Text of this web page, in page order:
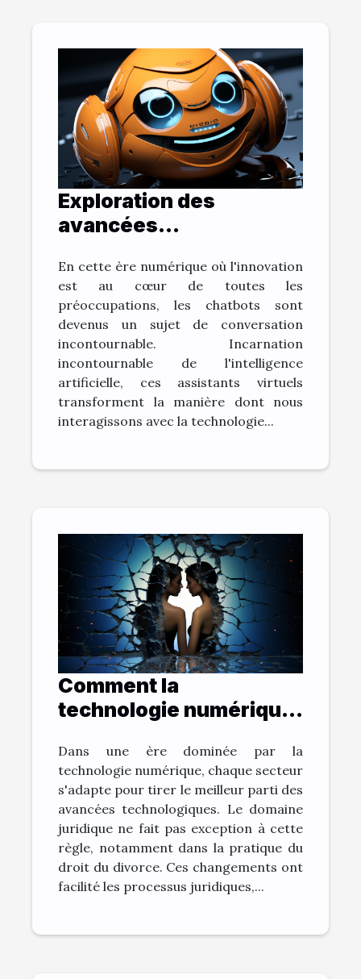
Exploration des
avancées
L'évolution des
chatbots
En cette ère numérique où l'innovation
est au cœur de toutes les
préoccupations, les chatbots sont
devenus un sujet de conversation
incontournable. Incarnation
incontournable de l'intelligence
artificielle, ces assistants virtuels
transforment la manière dont nous
interagissons avec la technologie...
Comment la
technologie numérique
droit du divorce
Dans une ère dominée par la
technologie numérique, chaque secteur
s'adapte pour tirer le meilleur parti des
avancées technologiques. Le domaine
juridique ne fait pas exception à cette
règle, notamment dans la pratique du
droit du divorce. Ces changements ont
facilité les processus juridiques,...